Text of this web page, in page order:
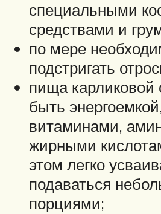
специальными
средствами и
по мере
подстригать
пища карликовой
быть
витаминами,
жирными
этом легко
подаваться
порциями;